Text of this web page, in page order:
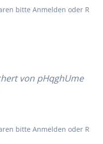
bitte Anmelden oder R
von pHqghUme
bitte Anmelden oder R